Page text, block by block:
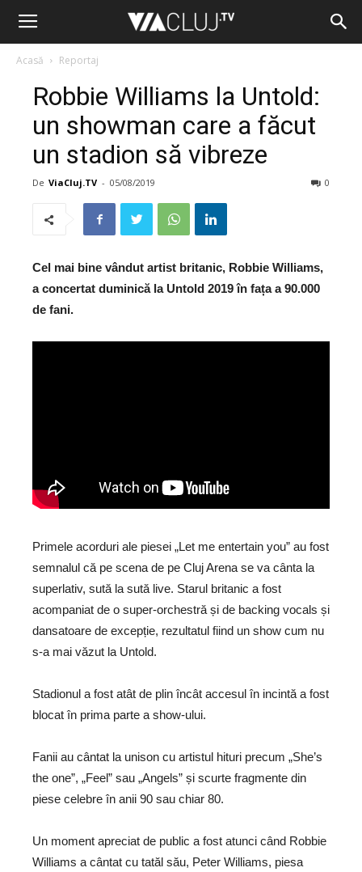
Acasă Reportaj
Robbie Williams la Untold:
un showman care a făcut
un stadion să vibreze
De ViaCluj.TV - 05/08/2019 0
Cel mai bine vândut artist britanic, Robbie Williams,
a concertat duminică la Untold 2019 în fața a 90.000
de fani.
Primele acorduri ale piesei „Let me entertain you” au fost
semnalul că pe scena de pe Cluj Arena se va cânta la
superlativ, sută la sută live. Starul britanic a fost
acompaniat de o super-orchestră și de backing vocals și
dansatoare de excepție, rezultatul fiind un show cum nu
s-a mai văzut la Untold.
Stadionul a fost atât de plin încât accesul în incintă a fost
blocat în prima parte a show-ului.
Fanii au cântat la unison cu artistul hituri precum „She’s
the one”, „Feel” sau „Angels” și scurte fragmente din
piese celebre în anii 90 sau chiar 80.
Un moment apreciat de public a fost atunci când Robbie
Williams a cântat cu tatăl său, Peter Williams, piesa